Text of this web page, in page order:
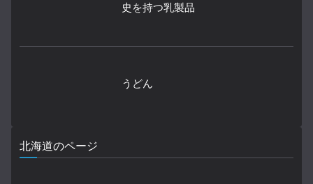
史を持つ乳製品
うどん
北海道のページ